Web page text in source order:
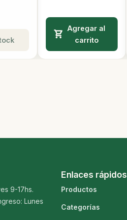
Agregar al
carrito
9-17hs.
Lunes
Enlaces rápidos
Productos
Categorías